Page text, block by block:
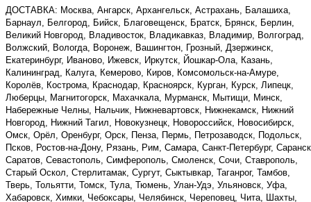
ДОСТАВКА: Москва, Ангарск, Архангельск, Астрахань, Балашиха,
Барнаул, Белгород, Бийск, Благовещенск, Братск, Брянск, Берлин,
Великий Новгород, Владивосток, Владикавказ, Владимир, Волгоград,
Волжский, Вологда, Воронеж, Вашингтон, Грозный, Дзержинск,
Екатеринбург, Иваново, Ижевск, Иркутск, Йошкар-Ола, Казань,
Калининград, Калуга, Кемерово, Киров, Комсомольск-на-Амуре,
Королёв, Кострома, Краснодар, Красноярск, Курган, Курск, Липецк,
Люберцы, Магнитогорск, Махачкала, Мурманск, Мытищи, Минск,
Набережные Челны, Нальчик, Нижневартовск, Нижнекамск, Нижний
Новгород, Нижний Тагил, Новокузнецк, Новороссийск, Новосибирск,
Омск, Орёл, Оренбург, Орск, Пенза, Пермь, Петрозаводск, Подольск,
Псков, Ростов-на-Дону, Рязань, Рим, Самара, Санкт-Петербург,
Саратов, Севастополь, Симферополь, Смоленск, Сочи, Ставрополь,
Старый Оскол, Стерлитамак, Сургут, Сыктывкар, Таганрог, Тамбов,
Тверь, Тольятти, Томск, Тула, Тюмень, Улан-Удэ, Ульяновск, Уфа,
Хабаровск, Химки, Чебоксары, Челябинск, Череповец, Чита, Шахты,